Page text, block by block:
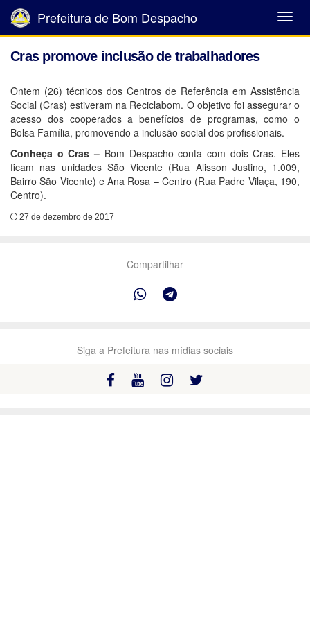
Abrir
Menu
Prefeitura de Bom Despacho
Cras promove inclusão de trabalhadores
Ontem (26) técnicos dos Centros de Referência em Assistência
Social (Cras) estiveram na Reciclabom. O objetivo foi assegurar o
acesso dos cooperados a benefícios de programas, como o
Bolsa Família, promovendo a inclusão social dos profissionais.
Conheça o Cras – Bom Despacho conta com dois Cras. Eles
ficam nas unidades São Vicente (Rua Alisson Justino, 1.009,
Bairro São Vicente) e Ana Rosa – Centro (Rua Padre Vilaça, 190,
Centro).
27 de dezembro de 2017
Compartilhar
Siga a Prefeitura nas mídias sociais